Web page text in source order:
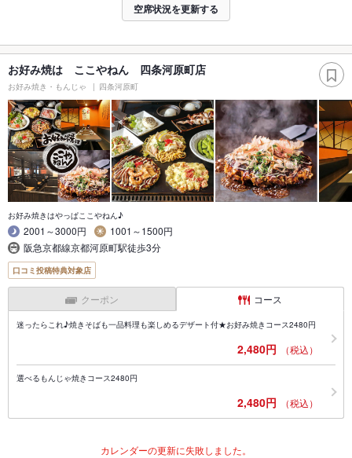
空席状況を更新する
お好み焼は ここやねん 四条河原町店
お好み焼き・もんじゃ 四条河原町
お好み焼きはやっぱここやねん♪
2001～3000円
1001～1500円
阪急京都線京都河原町駅徒歩3分
口コミ投稿特典対象店
クーポン コース
迷ったらこれ♪焼きそばも一品料理も楽しめるデザート付★お好み焼きコース2480円
2,480円 （税込）
選べるもんじゃ焼きコース2480円
2,480円 （税込）
カレンダーの更新に失敗しました。